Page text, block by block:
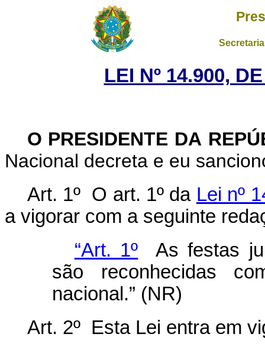
LEI Nº 14.900,
O PRESIDENTE DA
Nacional decreta e eu
Art. 1º O art. 1º da Lei nº
a vigorar com a seguinte
“Art. 1º As festas
são reconhecidas
nacional.” (NR)
Art. 2º Esta Lei entra em